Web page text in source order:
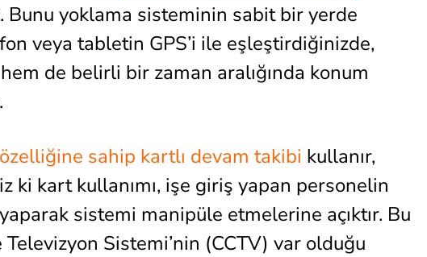
Bunu yoklama sisteminin sabit bir yerde
veya tabletin GPS’i ile eşleştirdiğinizde,
de belirli bir zaman aralığında konum
sahip kartlı devam takibi kullanır,
ki kart kullanımı, işe giriş yapan personelin
sistemi manipüle etmelerine açıktır. Bu
Sistemi’nin (CCTV) var olduğu